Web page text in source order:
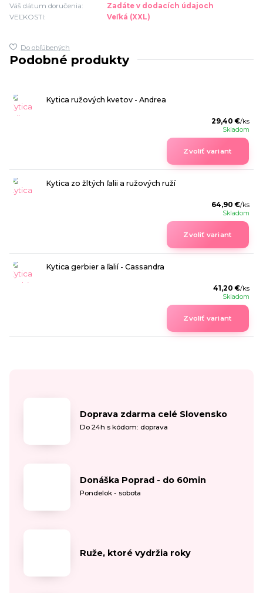
Váš dátum doručenia:
Zadáte v dodacích údajoch
VEĽKOSTI:
Veľká (XXL)
Do obľúbených
Podobné produkty
Kytica ružových kvetov - Andrea
29,40 €/ks
Skladom
Zvoliť variant
Kytica zo žltých ľalii a ružových ruží
64,90 €/ks
Skladom
Zvoliť variant
Kytica gerbier a ľalií - Cassandra
41,20 €/ks
Skladom
Zvoliť variant
Doprava zdarma celé Slovensko
Do 24h s kódom: doprava
Donáška Poprad - do 60min
Pondelok - sobota
Ruže, ktoré vydržia roky